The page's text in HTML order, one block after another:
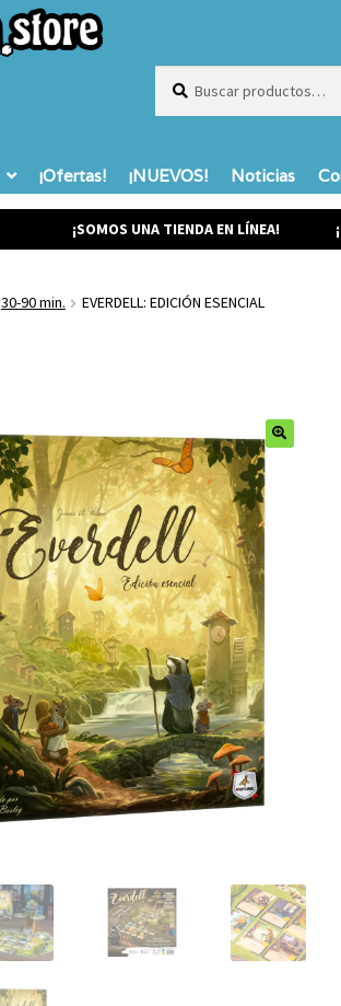
Buscar
¡Ofertas! ¡NUEVOS! Noticias
¡SOMOS UNA TIENDA EN LÍNEA!
30-90 min. EVERDELL: EDICIÓN ESENCIAL